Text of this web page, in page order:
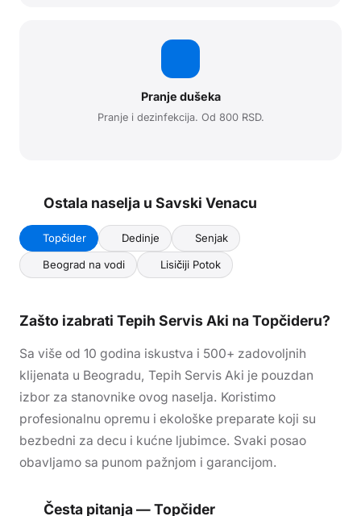
Pranje dušeka
Pranje i dezinfekcija. Od 800 RSD.
Ostala naselja u Savski Venacu
Topčider Dedinje Senjak
Beograd na vodi Lisičiji Potok
Zašto izabrati Tepih Servis Aki na Topčideru?
Sa više od 10 godina iskustva i 500+ zadovoljnih
klijenata u Beogradu, Tepih Servis Aki je pouzdan
izbor za stanovnike ovog naselja. Koristimo
profesionalnu opremu i ekološke preparate koji su
bezbedni za decu i kućne ljubimce. Svaki posao
obavljamo sa punom pažnjom i garancijom.
Česta pitanja —Topčider